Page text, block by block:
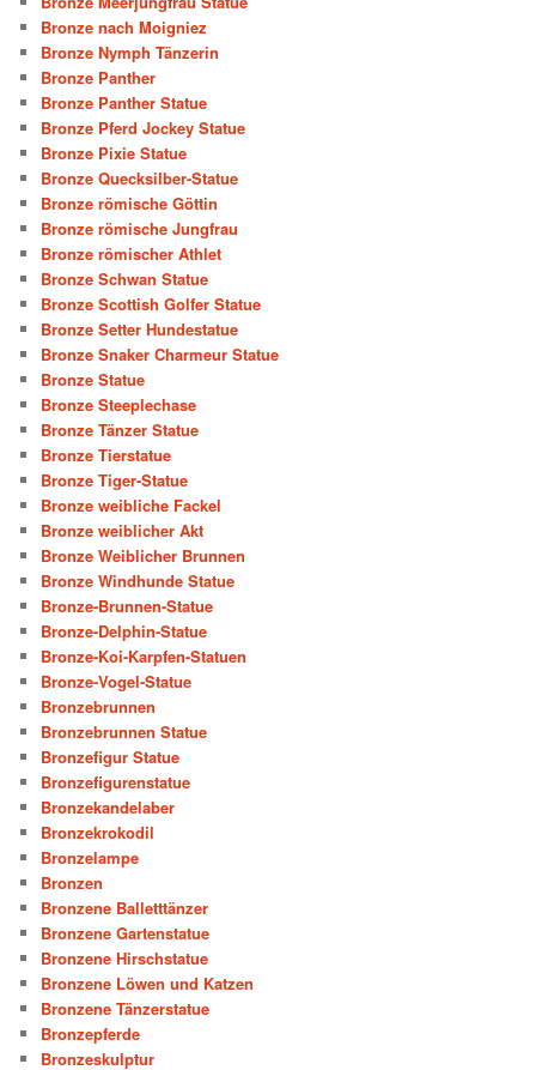
Bronze nach Moigniez
Bronze Nymph Tänzerin
Bronze Panther
Bronze Panther Statue
Bronze Pferd Jockey Statue
Bronze Pixie Statue
Bronze Quecksilber-Statue
Bronze römische Göttin
Bronze römische Jungfrau
Bronze römischer Athlet
Bronze Schwan Statue
Bronze Scottish Golfer Statue
Bronze Setter Hundestatue
Bronze Snaker Charmeur Statue
Bronze Statue
Bronze Steeplechase
Bronze Tänzer Statue
Bronze Tierstatue
Bronze Tiger-Statue
Bronze weibliche Fackel
Bronze weiblicher Akt
Bronze Weiblicher Brunnen
Bronze Windhunde Statue
Bronze-Brunnen-Statue
Bronze-Delphin-Statue
Bronze-Koi-Karpfen-Statuen
Bronze-Vogel-Statue
Bronzebrunnen
Bronzebrunnen Statue
Bronzefigur Statue
Bronzefigurenstatue
Bronzekandelaber
Bronzekrokodil
Bronzelampe
Bronzen
Bronzene Balletttänzer
Bronzene Gartenstatue
Bronzene Hirschstatue
Bronzene Löwen und Katzen
Bronzene Tänzerstatue
Bronzepferde
Bronzeskulptur